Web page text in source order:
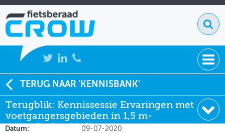
NIEUWS
BIJEENKOMSTEN
KENNISBANK
TERUG NAAR 'KENNISBANK'
Terugblik: Kennissessie Ervaringen met
voetgangersgebieden in 1,5 m-
samenleving 1 juli
Soort:
Terugblik
Uitgever:
VNG, Stadswerk, Platform Ruimte voor
lopen en CROW-FIetsberaad
Datum:
09-07-2020